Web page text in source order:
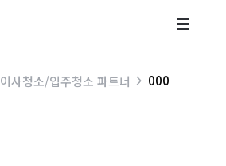
이사청소/입주청소 파트너 000